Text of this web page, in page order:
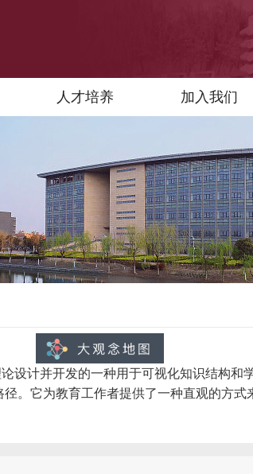
人才培养 加入我们
设计并开发的一种用于可视化知识结构和
。它为教育工作者提供了一种直观的方式